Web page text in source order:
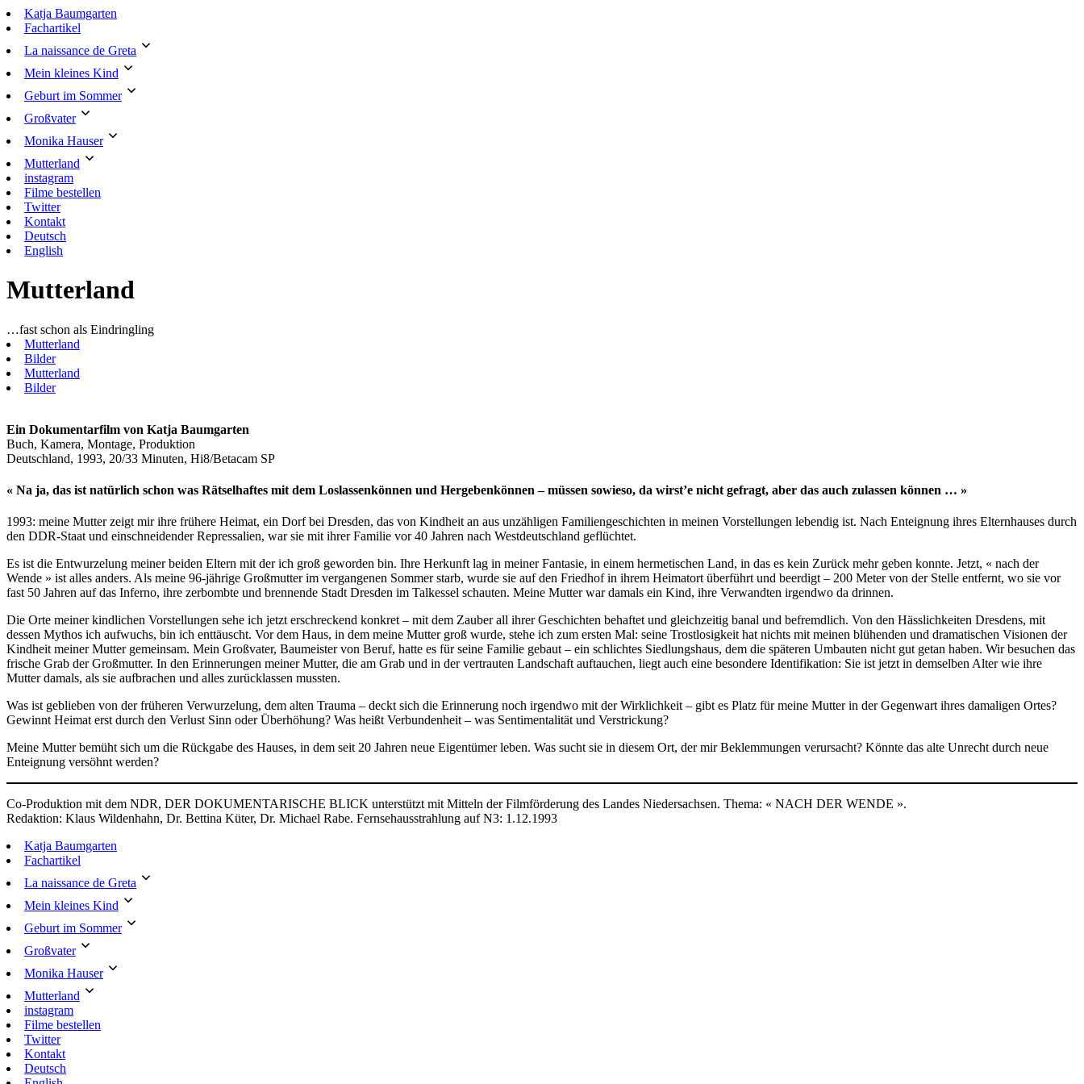
Skip
to
Katja Baumgarten
Fachartikel
La naissance de Greta
Mein kleines Kind
Geburt im Sommer
Großvater
Monika Hauser
Mutterland
instagram
Filme bestellen
Twitter
Kontakt
Deutsch
English
Mutterland
…fast schon als Eindringling
Mutterland
Bilder
Mutterland
Bilder
Ein Dokumentarfilm von Katja Baumgarten
Buch, Kamera, Montage, Produktion
Deutschland, 1993, 20/33 Minuten, Hi8/Betacam SP
« Na ja, das ist natürlich schon was Rätselhaftes mit dem Loslassenkönnen und Hergebenkönnen – müssen sowieso, da wirst’e nicht gefragt, aber das auch zulassen können … »
1993: meine Mutter zeigt mir ihre frühere Heimat, ein Dorf bei Dresden, das von Kindheit an aus unzähligen Familiengeschichten in meinen Vorstellungen lebendig ist. Nach Enteignung ihres Elternhauses durch
den DDR-Staat und einschneidender Repressalien, war sie mit ihrer Familie vor 40 Jahren nach Westdeutschland geflüchtet.
Es ist die Entwurzelung meiner beiden Eltern mit der ich groß geworden bin. Ihre Herkunft lag in meiner Fantasie, in einem hermetischen Land, in das es kein Zurück mehr geben konnte. Jetzt, « nach der
Wende » ist alles anders. Als meine 96-jährige Großmutter im vergangenen Sommer starb, wurde sie auf den Friedhof in ihrem Heimatort überführt und beerdigt – 200 Meter von der Stelle entfernt, wo sie vor
fast 50 Jahren auf das Inferno, ihre zerbombte und brennende Stadt Dresden im Talkessel schauten. Meine Mutter war damals ein Kind, ihre Verwandten irgendwo da drinnen.
Die Orte meiner kindlichen Vorstellungen sehe ich jetzt erschreckend konkret – mit dem Zauber all ihrer Geschichten behaftet und gleichzeitig banal und befremdlich. Von den Hässlichkeiten Dresdens, mit
dessen Mythos ich aufwuchs, bin ich enttäuscht. Vor dem Haus, in dem meine Mutter groß wurde, stehe ich zum ersten Mal: seine Trostlosigkeit hat nichts mit meinen blühenden und dramatischen Visionen der
Kindheit meiner Mutter gemeinsam. Mein Großvater, Baumeister von Beruf, hatte es für seine Familie gebaut – ein schlichtes Siedlungshaus, dem die späteren Umbauten nicht gut getan haben. Wir besuchen das
frische Grab der Großmutter. In den Erinnerungen meiner Mutter, die am Grab und in der vertrauten Landschaft auftauchen, liegt auch eine besondere Identifikation: Sie ist jetzt in demselben Alter wie ihre
Mutter damals, als sie aufbrachen und alles zurücklassen mussten.
Was ist geblieben von der früheren Verwurzelung, dem alten Trauma – deckt sich die Erinnerung noch irgendwo mit der Wirklichkeit – gibt es Platz für meine Mutter in der Gegenwart ihres damaligen Ortes?
Gewinnt Heimat erst durch den Verlust Sinn oder Überhöhung? Was heißt Verbundenheit – was Sentimentalität und Verstrickung?
Meine Mutter bemüht sich um die Rückgabe des Hauses, in dem seit 20 Jahren neue Eigentümer leben. Was sucht sie in diesem Ort, der mir Beklemmungen verursacht? Könnte das alte Unrecht durch neue
Enteignung versöhnt werden?
Co-Produktion mit dem NDR, DER DOKUMENTARISCHE BLICK unterstützt mit Mitteln der Filmförderung des Landes Niedersachsen. Thema: « NACH DER WENDE ».
Redaktion: Klaus Wildenhahn, Dr. Bettina Küter, Dr. Michael Rabe. Fernsehausstrahlung auf N3: 1.12.1993
Katja Baumgarten
Fachartikel
La naissance de Greta
Mein kleines Kind
Geburt im Sommer
Großvater
Monika Hauser
Mutterland
instagram
Filme bestellen
Twitter
Kontakt
Deutsch